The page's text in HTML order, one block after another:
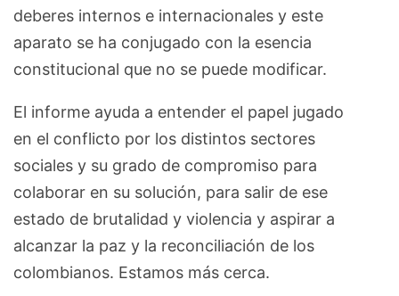
deberes internos e internacionales y este
aparato se ha conjugado con la esencia
constitucional que no se puede modificar.
El informe ayuda a entender el papel jugado
en el conflicto por los distintos sectores
sociales y su grado de compromiso para
colaborar en su solución, para salir de ese
estado de brutalidad y violencia y aspirar a
alcanzar la paz y la reconciliación de los
colombianos. Estamos más cerca.